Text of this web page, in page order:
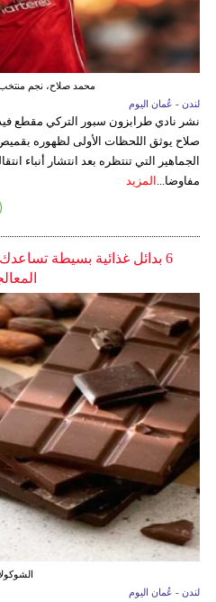
محمد صلاح، نجم
لندن - عُمان اليوم
نشر نادي طرابزون سبور التركي مقطع
صلاح يوثق اللحظات الأولى لظهوره
الجماهير التي تنتظره بعد انتشار أنباء
مفاوضا... المزيد
6 بدائل غذائية بسيطة
لندن - عُمان اليوم